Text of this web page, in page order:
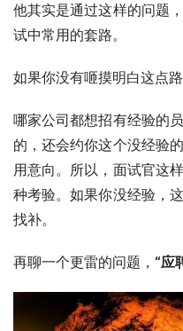
他其实是通过这样的问题
试中常用的套路。
如果你没有咂摸明白这点
哪家公司都想招有经验的
的，还会约你这个没经验
用意向。所以，面试官这
种考验。如果你没经验，
找补。
再聊一个更雷的问题， “应